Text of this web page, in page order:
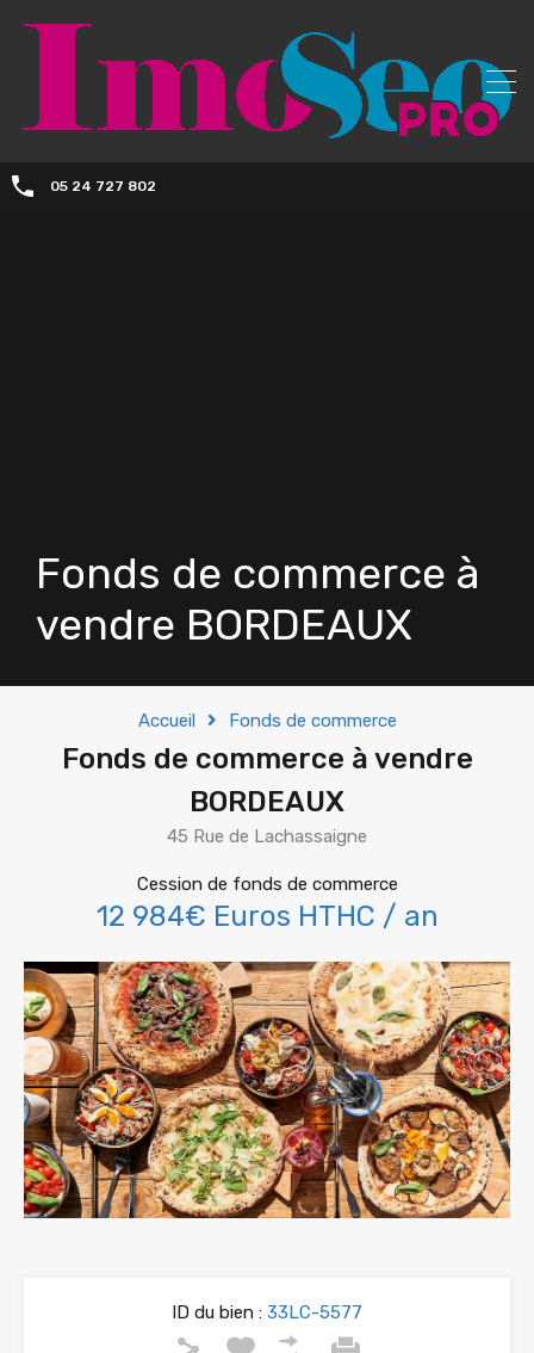
05 24 727 802
Fonds de commerce à
vendre BORDEAUX
Accueil Fonds de commerce
Fonds de commerce à vendre
BORDEAUX
45 Rue de Lachassaigne
Cession de fonds de commerce
12 984€ Euros HTHC / an
ID du bien : 33LC-5577